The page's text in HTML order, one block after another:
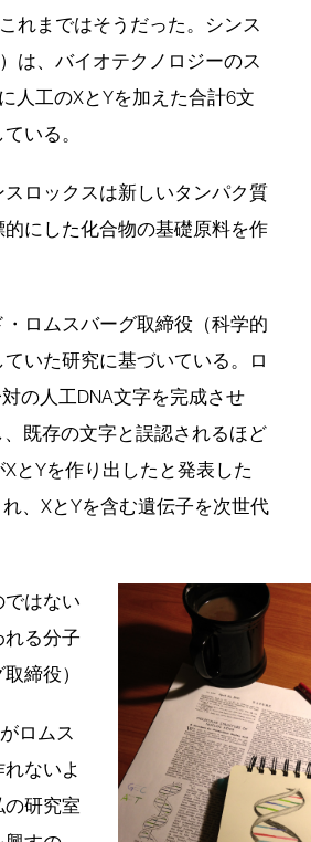
れまではそうだった。シンス
は、バイオテクノロジーのス
人工のXとYを加えた合計6文
いる。
ロックスは新しいタンパク質
にした化合物の基礎原料を作
ロムスバーグ取締役（科学的
いた研究に基づいている。ロ
の人工DNA文字を完成させ
既存の文字と誤認されるほど
とYを作り出したと発表した
、XとYを含む遺伝子を次世代
ではない
る分子
締役）
ロムス
ないよ
の研究室